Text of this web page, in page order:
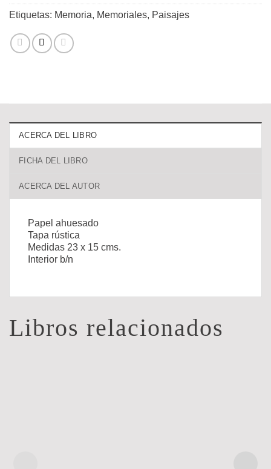
Etiquetas: Memoria, Memoriales, Paisajes
ACERCA DEL LIBRO
FICHA DEL LIBRO
ACERCA DEL AUTOR
Papel ahuesado
Tapa rústica
Medidas 23 x 15 cms.
Interior b/n
Libros relacionados